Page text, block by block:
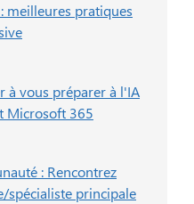
: meilleures pratiques
à vous préparer à l'IA
Microsoft 365
: Rencontrez
spécialiste principale